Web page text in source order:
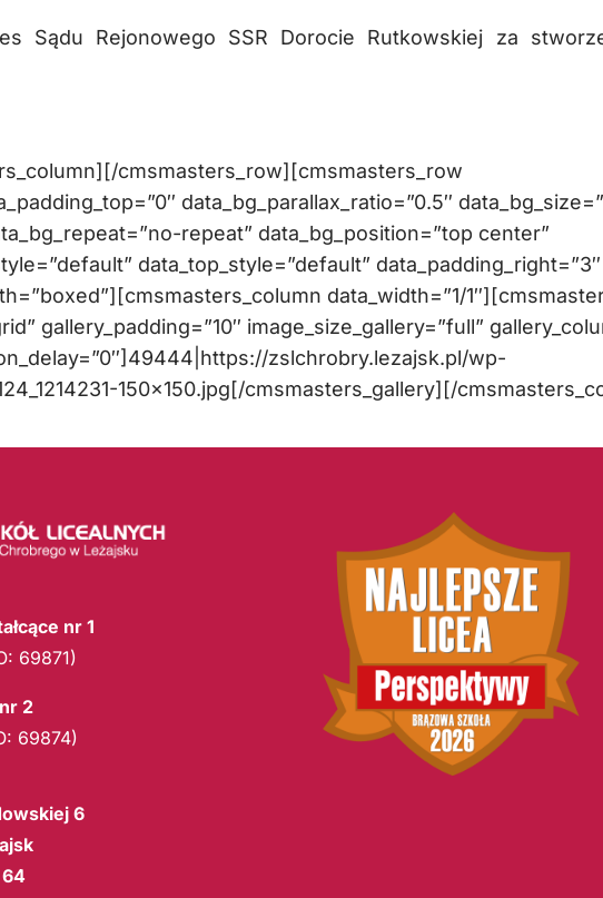
Sądu Rejonowego SSR Dorocie Rutkowskiej za
cmsmasters_row][cmsmasters_row
data_bg_parallax_ratio=”0.5″
repeat” data_bg_position=”top center”
data_top_style=”default” data_padding_right=”3″
data_width=”1/
gallery_padding=”10″ image_size_gallery=”full”
zslchrobry.lezajsk.pl/wp-
150×150.jpg[/cmsmasters_gallery][/
nr 1
69871)
2
69874)
6